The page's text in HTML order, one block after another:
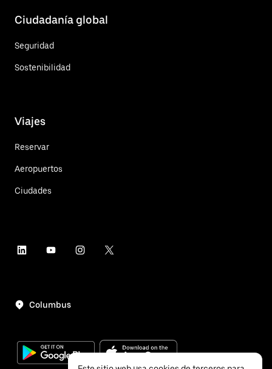
Ciudadanía global
Seguridad
Sostenibilidad
Viajes
Reservar
Aeropuertos
Ciudades
Columbus